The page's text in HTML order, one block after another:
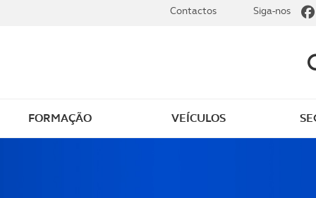
FORMAÇÃO VEÍCULOS
Contactos Siga-nos